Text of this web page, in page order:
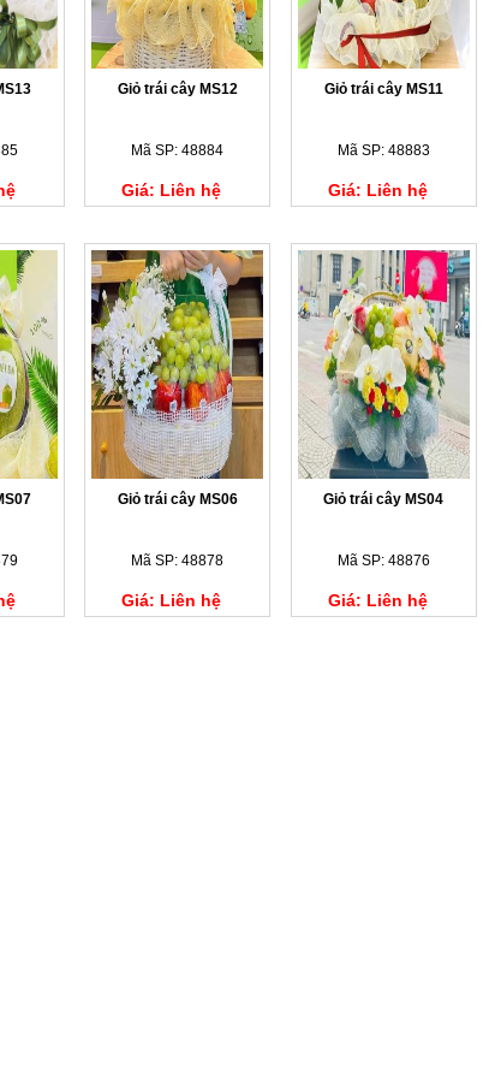
Giỏ trái cây MS12
Mã SP: 48884
Giá: Liên hệ
Giỏ trái cây MS11
Mã SP: 48883
Giá: Liên hệ
Giỏ trái cây MS06
Mã SP: 48878
Giá: Liên hệ
Giỏ trái cây MS04
Mã SP: 48876
Giá: Liên hệ